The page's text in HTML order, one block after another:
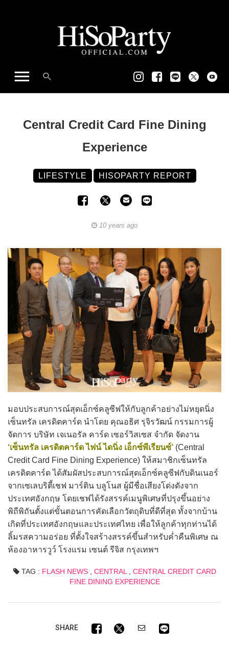
Central Credit Card Fine Dining
Experience
LIFESTYLE HISOPARTY REPORT
10 years ago
มอบประสบการณ์สุดเอ็กซ์คลูซีฟให้กับลูกค้าอย่างไม่หยุดนิ่ง
เซ็นทรัล เครดิตคาร์ด นำโดย คุณอธิศ รุจิรวัฒน์ กรรมการผู้
จัดการ บริษัท เจเนอรัล คาร์ด เซอร์วิสเซส จำกัด จัดงาน
‘เซ็นทรัล เครดิตคาร์ด ไฟน์ ไดนิ่ง เอ็กซ์พีเรียนซ์’ (Central
Credit Card Fine Dining Experience) ให้สมาชิกเซ็นทรัล
เครดิตคาร์ด ได้สัมผัสประสบการณ์สุดเอ็กซ์คลูซีฟกับดินเนอร์
จากเซเลบริตี้เชฟ มาร์ติน บลูโนส ผู้มีชื่อเสียงโด่งดังจาก
ประเทศอังกฤษ โดยเชฟได้รังสรรค์เมนูพิเศษที่ปรุงขึ้นอย่าง
พิถีพิถันตั้งแต่ขั้นตอนการคัดเลือกวัตถุดิบที่ดีที่สุด ทั้งจากบ้าน
เกิดที่ประเทศอังกฤษและประเทศไทย เพื่อให้ลูกค้าทุกท่านได้
ลิ้มรสความอร่อย ที่ตั้งใจสร้างสรรค์ขึ้นสำหรับค่ำคืนพิเศษ ณ
ห้องอาหารวูว์ โรงแรม เซนต์ รีจิส กรุงเทพฯ
TAG : FLASH NEWS, CENTRAL, CENTRAL CREDIT CARD
FINE DINING EXPERIENCE
SHARE